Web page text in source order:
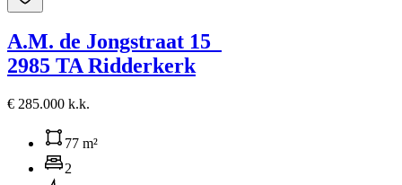
A.M. de Jongstraat 15
2985 TA Ridderkerk
€ 285.000 k.k.
77 m²
2